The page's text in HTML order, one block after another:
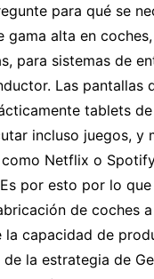
para qué se
gama alta en
para sistemas de
Las pantallas
tablets
incluso juegos, y
Netflix o
por esto por lo
de coches
la capacidad de
la estrategia de